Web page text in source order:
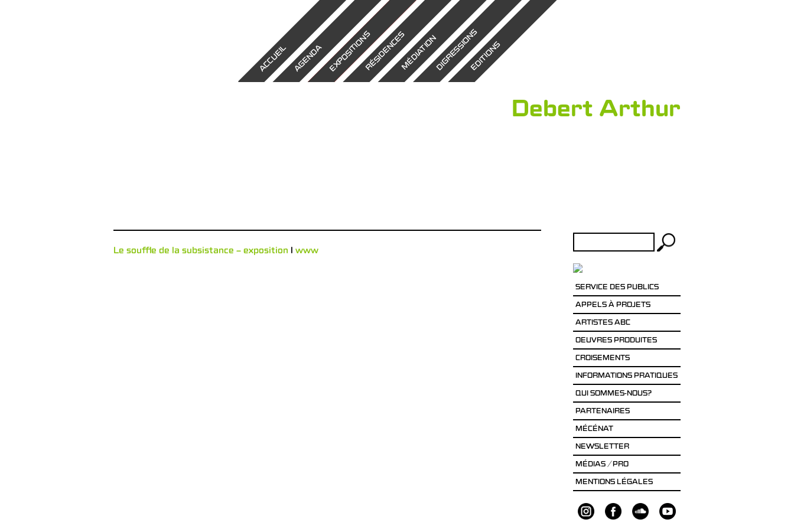
ACCUEILAGENDAEXPOSITIONSRÉSIDENCESMÉDIATIONDIGRESSIONSEDITIONS
Debert Arthur
Le souffle de la subsistance – exposition l www
SERVICE DES PUBLICS
APPELS À PROJETS
ARTISTES ABC
OEUVRES PRODUITES
CROISEMENTS
INFORMATIONS PRATIQUES
QUI SOMMES-NOUS?
PARTENAIRES
MÉCÉNAT
NEWSLETTER
MÉDIAS / PRO
MENTIONS LÉGALES